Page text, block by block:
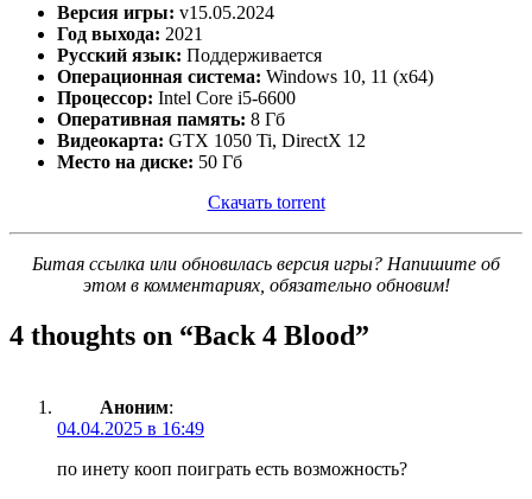
Версия игры: v15.05.2024
Год выхода: 2021
Русский язык: Поддерживается
Операционная система: Windows 10, 11 (x64)
Процессор: Intel Core i5-6600
Оперативная память: 8 Гб
Видеокарта: GTX 1050 Ti, DirectX 12
Место на диске: 50 Гб
Скачать torrent
Битая ссылка или обновилась версия игры? Напишите об
этом в комментариях, обязательно обновим!
4 thoughts on “Back 4 Blood”
Аноним:
04.04.2025 в 16:49
по инету кооп поиграть есть возможность?